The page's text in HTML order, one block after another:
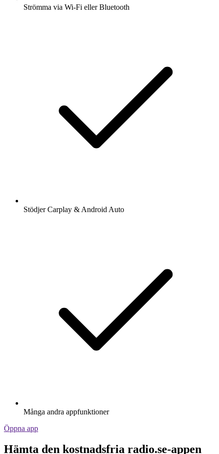
Strömma via Wi-Fi eller Bluetooth
Stödjer Carplay & Android Auto
Många andra appfunktioner
Öppna app
Hämta den kostnadsfria radio.se-appen